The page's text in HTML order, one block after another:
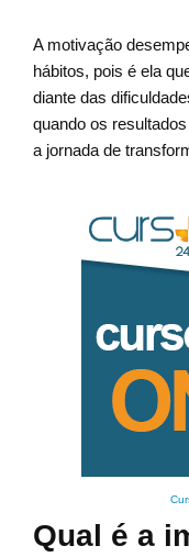
A motivação
hábitos, pois é ela
diante das
quando os
a jornada de
Qual é a